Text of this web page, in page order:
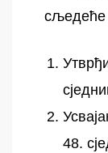
сљедеће
48.